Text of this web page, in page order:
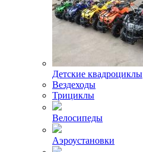
Детские квадроциклы
Вездеходы
Трициклы
Велосипеды
Аэроустановки